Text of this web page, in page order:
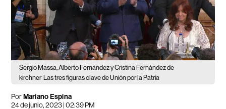
Sergio Massa, Alberto Fernández y Cristina Fernández de
kirchner Las tres figuras clave de Unión por la Patria
PorMariano Espina
24 de junio, 2023 | 02:39 PM